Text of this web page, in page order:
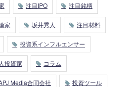
注目IPO 注目銘柄
家 坂井秀人 注目材料
投資系インフルエンサー
投資家 コラム
Media合同会社 投資ツール